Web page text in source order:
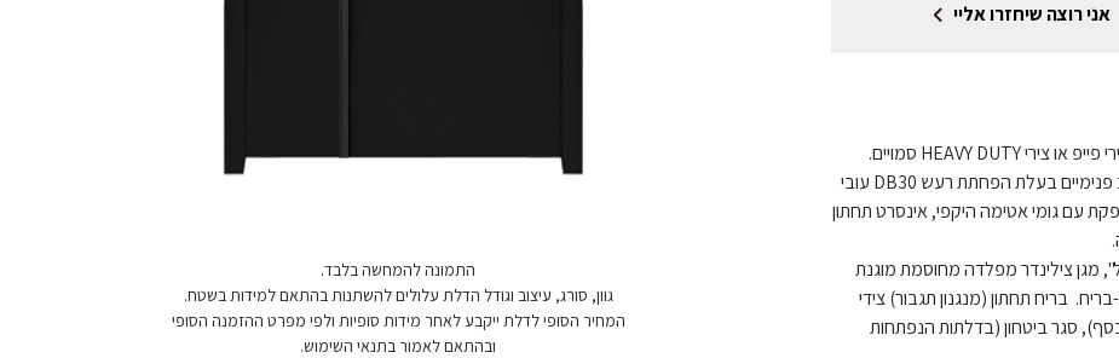
אני רוצה שיחזרו אליי
דלת פלדה מגולוונת בגמר צבע ממניפת הגוונים, צירי פייפ או צירי HEAVY DUTY סמויים.
הדלת בעובי 1.25 מ"מ עם חיזוקי פלדה אורך ורוחב פנימיים בעלת הפחתת רעש DB30 עובי
50 ק"ג, הדלת מסופקת עם גומי אטימה היקפי, אינסרט תחתון
מגן צילינדר מפלדה מחוסמת מוגנת
בריח תחתון (מנגנון תגבור) צידי
סגר ביטחון (בדלתות הנפתחות
התמונה להמחשה בלבד.
גוון, סורג, עיצוב וגודל הדלת עלולים להשתנות בהתאם למידות בשטח.
המחיר הסופי לדלת ייקבע לאחר מידות סופיות ולפי מפרט ההזמנה הסופי
ובהתאם לאמור בתנאי השימוש.